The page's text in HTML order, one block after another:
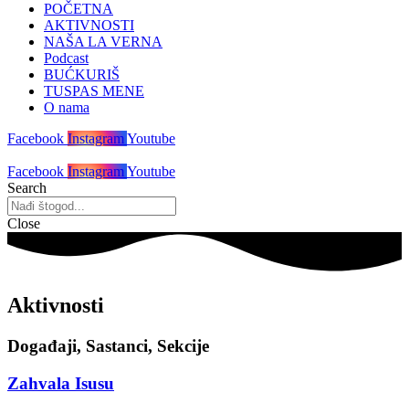
POČETNA
AKTIVNOSTI
NAŠA LA VERNA
Podcast
BUĆKURIŠ
TUSPAS MENE
O nama
Facebook InstagramYoutube
Facebook InstagramYoutube
Search
Close
Aktivnosti
Događaji, Sastanci, Sekcije
Zahvala Isusu